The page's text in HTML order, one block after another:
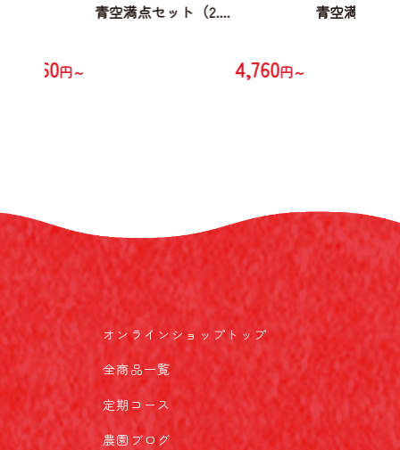
4,760円～
青空満点セット（2....
4,760円～
青空満点セ
オンラインショップトップ
全商品一覧
定期コース
農園ブログ